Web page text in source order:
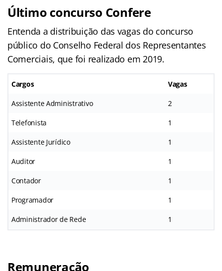
Último concurso Confere
Entenda a distribuição das vagas do concurso
público do Conselho Federal dos Representantes
Comerciais, que foi realizado em 2019.
Cargos Vagas
Assistente Administrativo 2
Telefonista 1
Assistente Jurídico 1
Auditor 1
Contador 1
Programador 1
Administrador de Rede 1
Remuneração